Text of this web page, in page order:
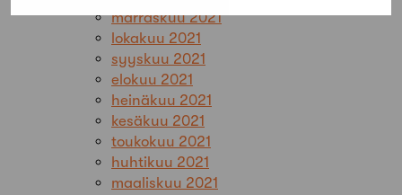
marraskuu 2021
lokakuu 2021
syyskuu 2021
elokuu 2021
heinäkuu 2021
kesäkuu 2021
toukokuu 2021
huhtikuu 2021
maaliskuu 2021